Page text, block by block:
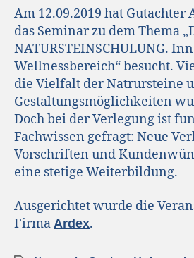
Am 12.09.2019 hat Gutachter
das Seminar zu dem Thema
NATURSTEINSCHULUNG.
Wellnessbereich“ besucht.
die Vielfalt der Natrursteine
Gestaltungsmöglichkeiten
Doch bei der Verlegung ist
Fachwissen gefragt: Neue
Vorschriften und
eine stetige Weiterbildung.
Ausgerichtet wurde die
Firma Ardex.